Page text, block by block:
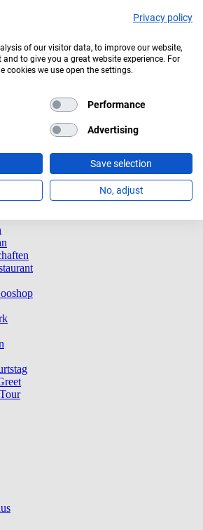
Ein paar Wolken
Beeinträchtigungen
Privacy policy
of our visitor data, to improve our website,
to give you a great website experience. For
cookies we use open the settings.
Performance
Advertising
Save selection
No, adjust